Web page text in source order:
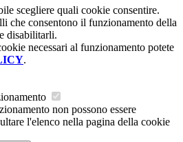
scegliere quali cookie consentire.
che consentono il funzionamento della
disabilitarli.
necessari al funzionamento potete
.
non possono essere
l'elenco nella pagina della cookie